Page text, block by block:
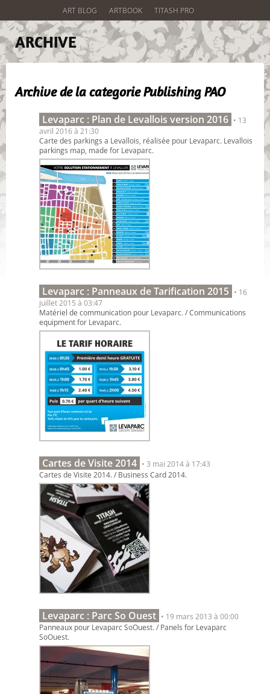
ART BLOG ARTBOOK TITASH PRO
ARCHIVE
Archive de la categoriePublishing PAO
Levaparc : Plan de Levallois version 2016 • 13
avril 2016 à 21:30
Carte des parkings a Levallois, réalisée pour Levaparc. Levallois
parkings map, made for Levaparc.
Levaparc : Panneaux de Tarification 2015 • 16
juillet 2015 à 03:47
Matériel de communication pour Levaparc. / Communications
equipment for Levaparc.
Cartes de Visite 2014 • 3 mai 2014 à 17:43
Cartes de Visite 2014. / Business Card 2014.
Levaparc : Parc So Ouest • 19 mars 2013 à 00:00
Panneaux pour Levaparc SoOuest. / Panels for Levaparc
SoOuest.